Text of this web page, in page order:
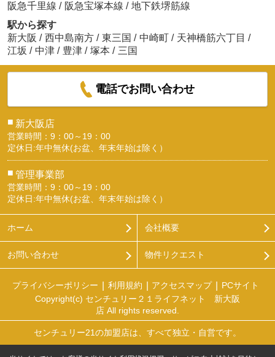
阪急千里線 / 阪急宝塚本線 / 地下鉄堺筋線
駅から探す
新大阪 / 西中島南方 / 東三国 / 中崎町 / 天神橋筋六丁目 /
江坂 / 中津 / 豊津 / 塚本 / 三国
電話でお問い合わせ
■ 新大阪店
営業時間：9：00～19：00
定休日:年中無休(お盆、年末年始は除く）
■ 管理事業部
営業時間：9：00～19：00
定休日:年中無休(お盆、年末年始は除く）
ホーム 会社概要
お問い合わせ 物件リクエスト
プライバシーポリシー 利用規約 アクセスマップ
PCサイト
Copyright(c) センチュリー２１ライフネット 新大阪
店 All rights reserved.
センチュリー21の加盟店は、すべて独立・自営です。